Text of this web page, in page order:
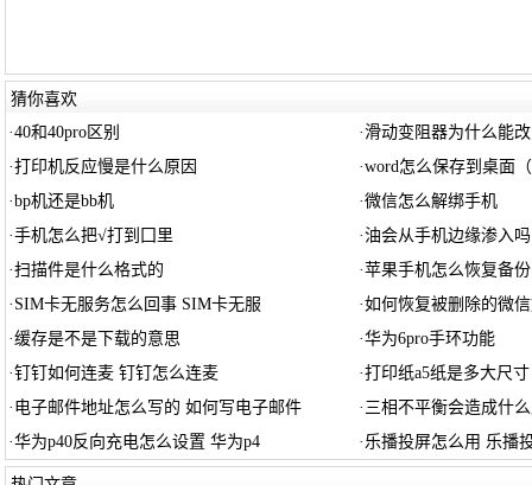
猜你喜欢
·40和40pro区别 ·滑动变阻器为什么能
·打印机反应慢是什么原因 ·word怎么保存到桌面
·bp机还是bb机 ·微信怎么解绑手机
·手机怎么把√打到囗里 ·油会从手机边缘渗入吗
·扫描件是什么格式的 ·苹果手机怎么恢复备
· SIM卡无服务怎么回事 SIM卡无服 ·如何恢复被删除的微
·缓存是不是下载的意思 ·华为6pro手环功能
·钉钉如何连麦 钉钉怎么连麦 ·打印纸a5纸是多大尺寸
· 电子邮件地址怎么写的 如何写电子邮件 · 三相不平衡会造成什
·华为p40反向充电怎么设置 华为p4 · 乐播投屏怎么用 乐播